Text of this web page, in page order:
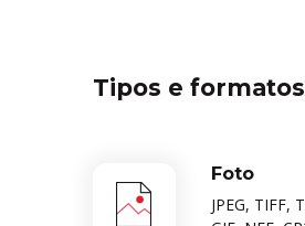
Tipos e
Foto
JPEG, TIFF,